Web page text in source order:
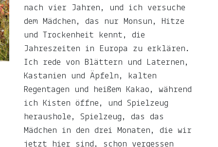
nach vier Jahren, und ich versuche
dem Mädchen, das nur Monsun, Hitze
und Trockenheit kennt, die
Jahreszeiten in Europa zu erklären.
Ich rede von Blättern und Laternen,
Kastanien und Äpfeln, kalten
Regentagen und heißem Kakao, während
ich Kisten öffne, und Spielzeug
heraushole, Spielzeug, das das
Mädchen in den drei Monaten, die wir
jetzt hier sind, schon vergessen